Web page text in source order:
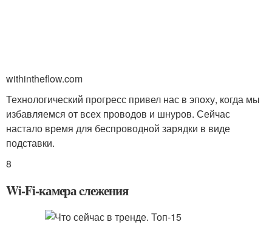
withintheflow.com
Технологический прогресс привел нас в эпоху, когда мы
избавляемся от всех проводов и шнуров. Сейчас
настало время для беспроводной зарядки в виде
подставки.
8
Wi-Fi-камера cлежения